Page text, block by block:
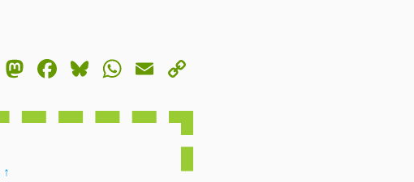
Mastodon
Facebook
Bluesky
WhatsApp
Email
↑